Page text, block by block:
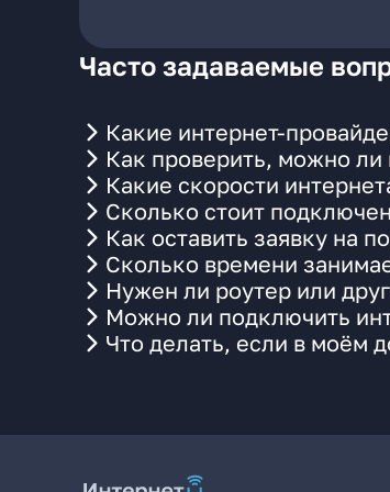
Часто задаваемые
Какие интернет-
Как проверить, можно ли
Какие скорости
Сколько стоит
Как оставить заявку на
Сколько времени
Нужен ли роутер или
Можно ли подключить
Что делать, если в моём